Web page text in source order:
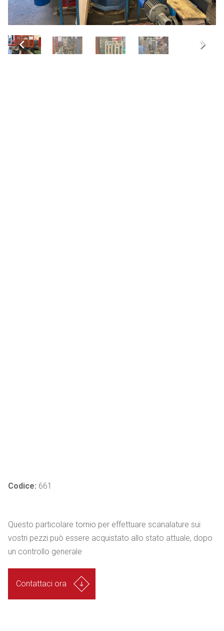
Codice: 661
Questo particolare tornio per effettuare scanalature sui
vostri pezzi può essere acquistato allo stato attuale, dopo
un controllo generale
Contattaci ora